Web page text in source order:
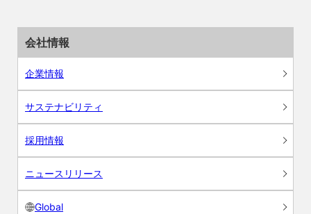
会社情報
企業情報
サステナビリティ
採用情報
ニュースリリース
Global